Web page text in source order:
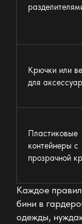
Крючки или
для
Пластиковые
контейнеры с
прозрачной
Каждое
бини в
одежды,